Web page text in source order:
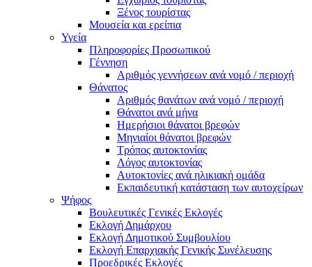
Ξένος τουρίστας
Μουσεία και ερείπια
Υγεία
Πληροφορίες Προσωπικού
Γέννηση
Αριθμός γεννήσεων ανά νομό / περιοχή
Θάνατος
Αριθμός θανάτων ανά νομό / περιοχή
Θάνατοι ανά μήνα
Ημερήσιοι θάνατοι βρεφών
Μηνιαίοι θάνατοι βρεφών
Τρόπος αυτοκτονίας
Λόγος αυτοκτονίας
Αυτοκτονίες ανά ηλικιακή ομάδα
Εκπαιδευτική κατάσταση των αυτοχείρων
Ψήφος
Βουλευτικές Γενικές Εκλογές
Εκλογή Δημάρχου
Εκλογή Δημοτικού Συμβουλίου
Εκλογή Επαρχιακής Γενικής Συνέλευσης
Προεδρικές Εκλογές